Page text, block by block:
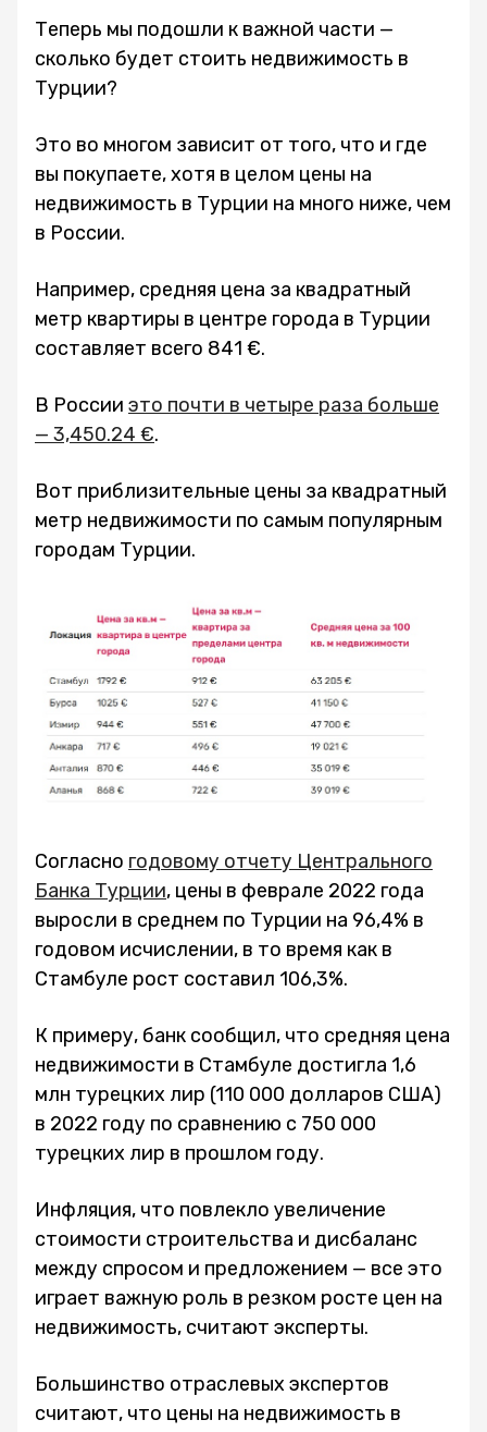
Теперь мы подошли к важной части —
сколько будет стоить недвижимость в
Турции?
Это во многом зависит от того, что и где
вы покупаете, хотя в целом цены на
недвижимость в Турции на много ниже, чем
в России.
Например, средняя цена за квадратный
метр квартиры в центре города в Турции
составляет всего 841 €.
В России это почти в четыре раза больше
— 3,450.24 €.
Вот приблизительные цены за квадратный
метр недвижимости по самым популярным
городам Турции.
Согласно годовому отчету Центрального
Банка Турции, цены в феврале 2022 года
выросли в среднем по Турции на 96,4% в
годовом исчислении, в то время как в
Стамбуле рост составил 106,3%.
К примеру, банк сообщил, что средняя цена
недвижимости в Стамбуле достигла 1,6
млн турецких лир (110 000 долларов США)
в 2022 году по сравнению с 750 000
турецких лир в прошлом году.
Инфляция, что повлекло увеличение
стоимости строительства и дисбаланс
между спросом и предложением — все это
играет важную роль в резком росте цен на
недвижимость, считают эксперты.
Большинство отраслевых экспертов
считают, что цены на недвижимость в